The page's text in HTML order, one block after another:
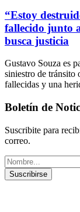
“Estoy
fallecido junto
busca justicia
Gustavo Souza es
siniestro de tránsito
fallecidas y una
Boletín de
Suscribite para
correo.
Suscribirse